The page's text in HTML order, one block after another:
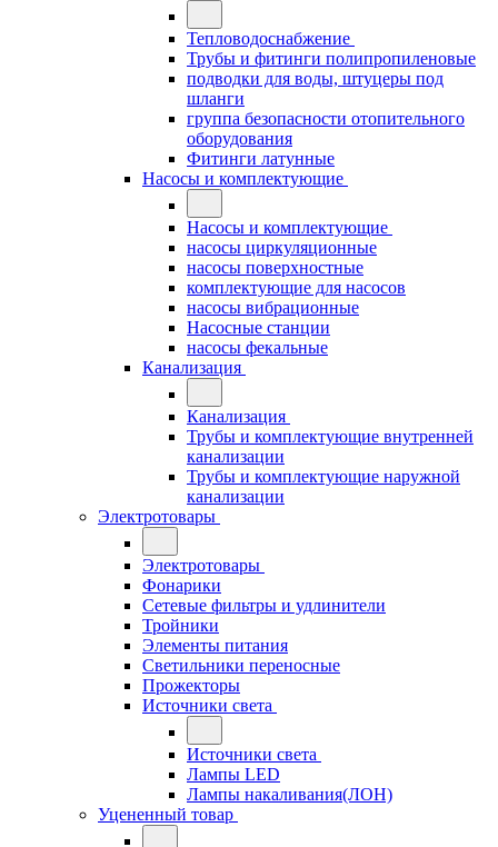
Тепловодоснабжение
Трубы и фитинги полипропиленовые
подводки для воды, штуцеры под
шланги
группа безопасности отопительного
оборудования
Фитинги латунные
Насосы и комплектующие
Насосы и комплектующие
насосы циркуляционные
насосы поверхностные
комплектующие для насосов
насосы вибрационные
Насосные станции
насосы фекальные
Канализация
Канализация
Трубы и комплектующие внутренней
канализации
Трубы и комплектующие наружной
канализации
Электротовары
Электротовары
Фонарики
Сетевые фильтры и удлинители
Тройники
Элементы питания
Светильники переносные
Прожекторы
Источники света
Источники света
Лампы LED
Лампы накаливания(ЛОН)
Уцененный товар